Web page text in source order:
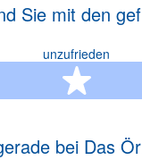
Sie mit den
unzufrieden
2
bei Das